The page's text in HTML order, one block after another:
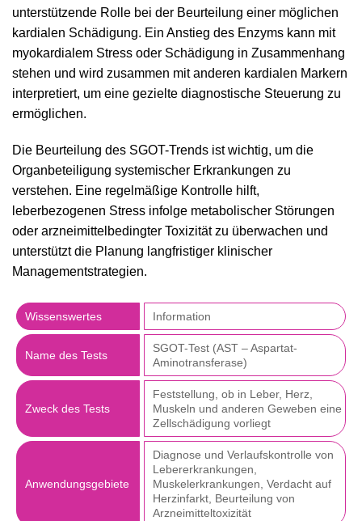
unterstützende Rolle bei der Beurteilung einer möglichen
kardialen Schädigung. Ein Anstieg des Enzyms kann mit
myokardialem Stress oder Schädigung in Zusammenhang
stehen und wird zusammen mit anderen kardialen Markern
interpretiert, um eine gezielte diagnostische Steuerung zu
ermöglichen.
Die Beurteilung des SGOT-Trends ist wichtig, um die
Organbeteiligung systemischer Erkrankungen zu
verstehen. Eine regelmäßige Kontrolle hilft,
leberbezogenen Stress infolge metabolischer Störungen
oder arzneimittelbedingter Toxizität zu überwachen und
unterstützt die Planung langfristiger klinischer
Managementstrategien.
Wissenswertes Information
Name des Tests
SGOT-Test (AST – Aspartat-
Aminotransferase)
Zweck des Tests
Feststellung, ob in Leber, Herz,
Muskeln und anderen Geweben eine
Zellschädigung vorliegt
Anwendungsgebiete
Diagnose und Verlaufskontrolle von
Lebererkrankungen,
Muskelerkrankungen, Verdacht auf
Herzinfarkt, Beurteilung von
Arzneimitteltoxizität